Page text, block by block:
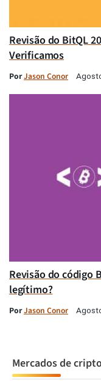
Revisão do BitQL
Verificamos
PorJason Conor
Revisão do código
legítimo?
PorJason Conor
Mercados de